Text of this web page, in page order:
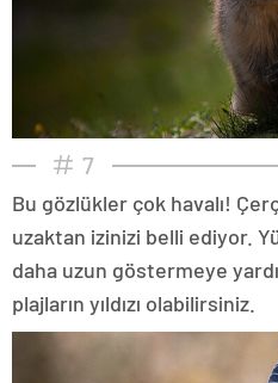
7
Bu gözlükler çok havalı!
uzaktan izinizi belli ediyor.
daha uzun göstermeye
plajların yıldızı olabilirsiniz.